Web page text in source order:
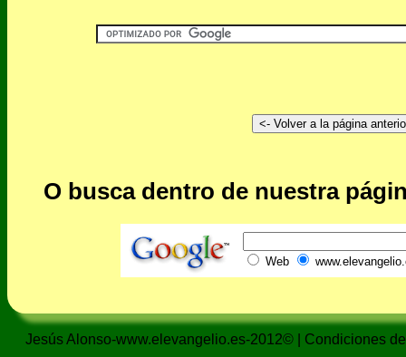
O busca dentro de nuestra
Web
Jesús Alonso-www.elevangelio.es-2012© | Condiciones